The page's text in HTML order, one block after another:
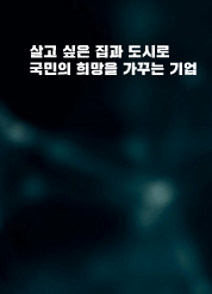
살고 싶은 집과 도시로 국민의 희망을 가꾸는 기